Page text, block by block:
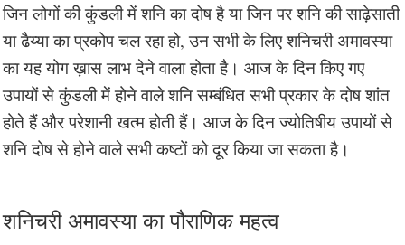
जिन लोगों की कुंडली में शनि का दोष है या जिन पर शनि की साढ़ेसाती
या ढैय्या का प्रकोप चल रहा हो, उन सभी के लिए शनिचरी अमावस्या
का यह योग ख़ास लाभ देने वाला होता है। आज के दिन किए गए
उपायों से कुंडली में होने वाले शनि सम्बंधित सभी प्रकार के दोष शांत
होते हैं और परेशानी खत्म होती हैं। आज के दिन ज्योतिषीय उपायों से
शनि दोष से होने वाले सभी कष्टों को दूर किया जा सकता है।
शनिचरी अमावस्या का पौराणिक महत्व